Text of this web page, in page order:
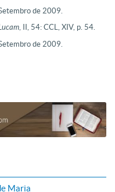
de 2009.
, II, 54: CCL, XIV, p. 54.
de 2009.
Maria